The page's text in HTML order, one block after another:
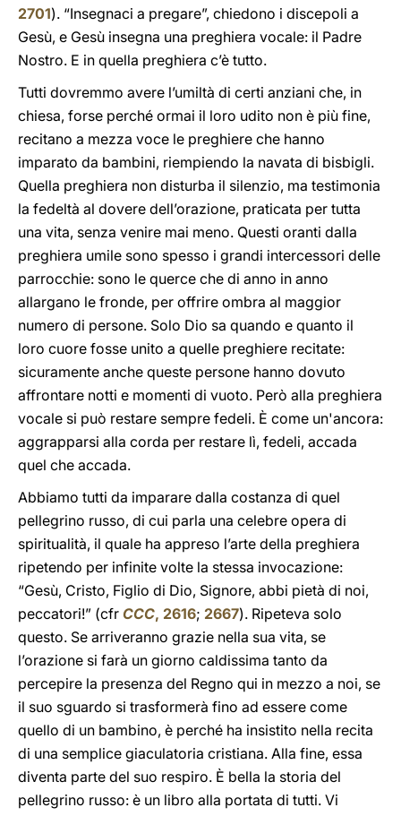
2701). “Insegnaci a pregare”, chiedono i discepoli a
Gesù, e Gesù insegna una preghiera vocale: il Padre
Nostro. E in quella preghiera c’è tutto.
Tutti dovremmo avere l’umiltà di certi anziani che, in
chiesa, forse perché ormai il loro udito non è più fine,
recitano a mezza voce le preghiere che hanno
imparato da bambini, riempiendo la navata di bisbigli.
Quella preghiera non disturba il silenzio, ma testimonia
la fedeltà al dovere dell’orazione, praticata per tutta
una vita, senza venire mai meno. Questi oranti dalla
preghiera umile sono spesso i grandi intercessori delle
parrocchie: sono le querce che di anno in anno
allargano le fronde, per offrire ombra al maggior
numero di persone. Solo Dio sa quando e quanto il
loro cuore fosse unito a quelle preghiere recitate:
sicuramente anche queste persone hanno dovuto
affrontare notti e momenti di vuoto. Però alla preghiera
vocale si può restare sempre fedeli. È come un'ancora:
aggrapparsi alla corda per restare lì, fedeli, accada
quel che accada.
Abbiamo tutti da imparare dalla costanza di quel
pellegrino russo, di cui parla una celebre opera di
spiritualità, il quale ha appreso l’arte della preghiera
ripetendo per infinite volte la stessa invocazione:
“Gesù, Cristo, Figlio di Dio, Signore, abbi pietà di noi,
peccatori!” (cfr CCC, 2616; 2667). Ripeteva solo
questo. Se arriveranno grazie nella sua vita, se
l’orazione si farà un giorno caldissima tanto da
percepire la presenza del Regno qui in mezzo a noi, se
il suo sguardo si trasformerà fino ad essere come
quello di un bambino, è perché ha insistito nella recita
di una semplice giaculatoria cristiana. Alla fine, essa
diventa parte del suo respiro. È bella la storia del
pellegrino russo: è un libro alla portata di tutti. Vi